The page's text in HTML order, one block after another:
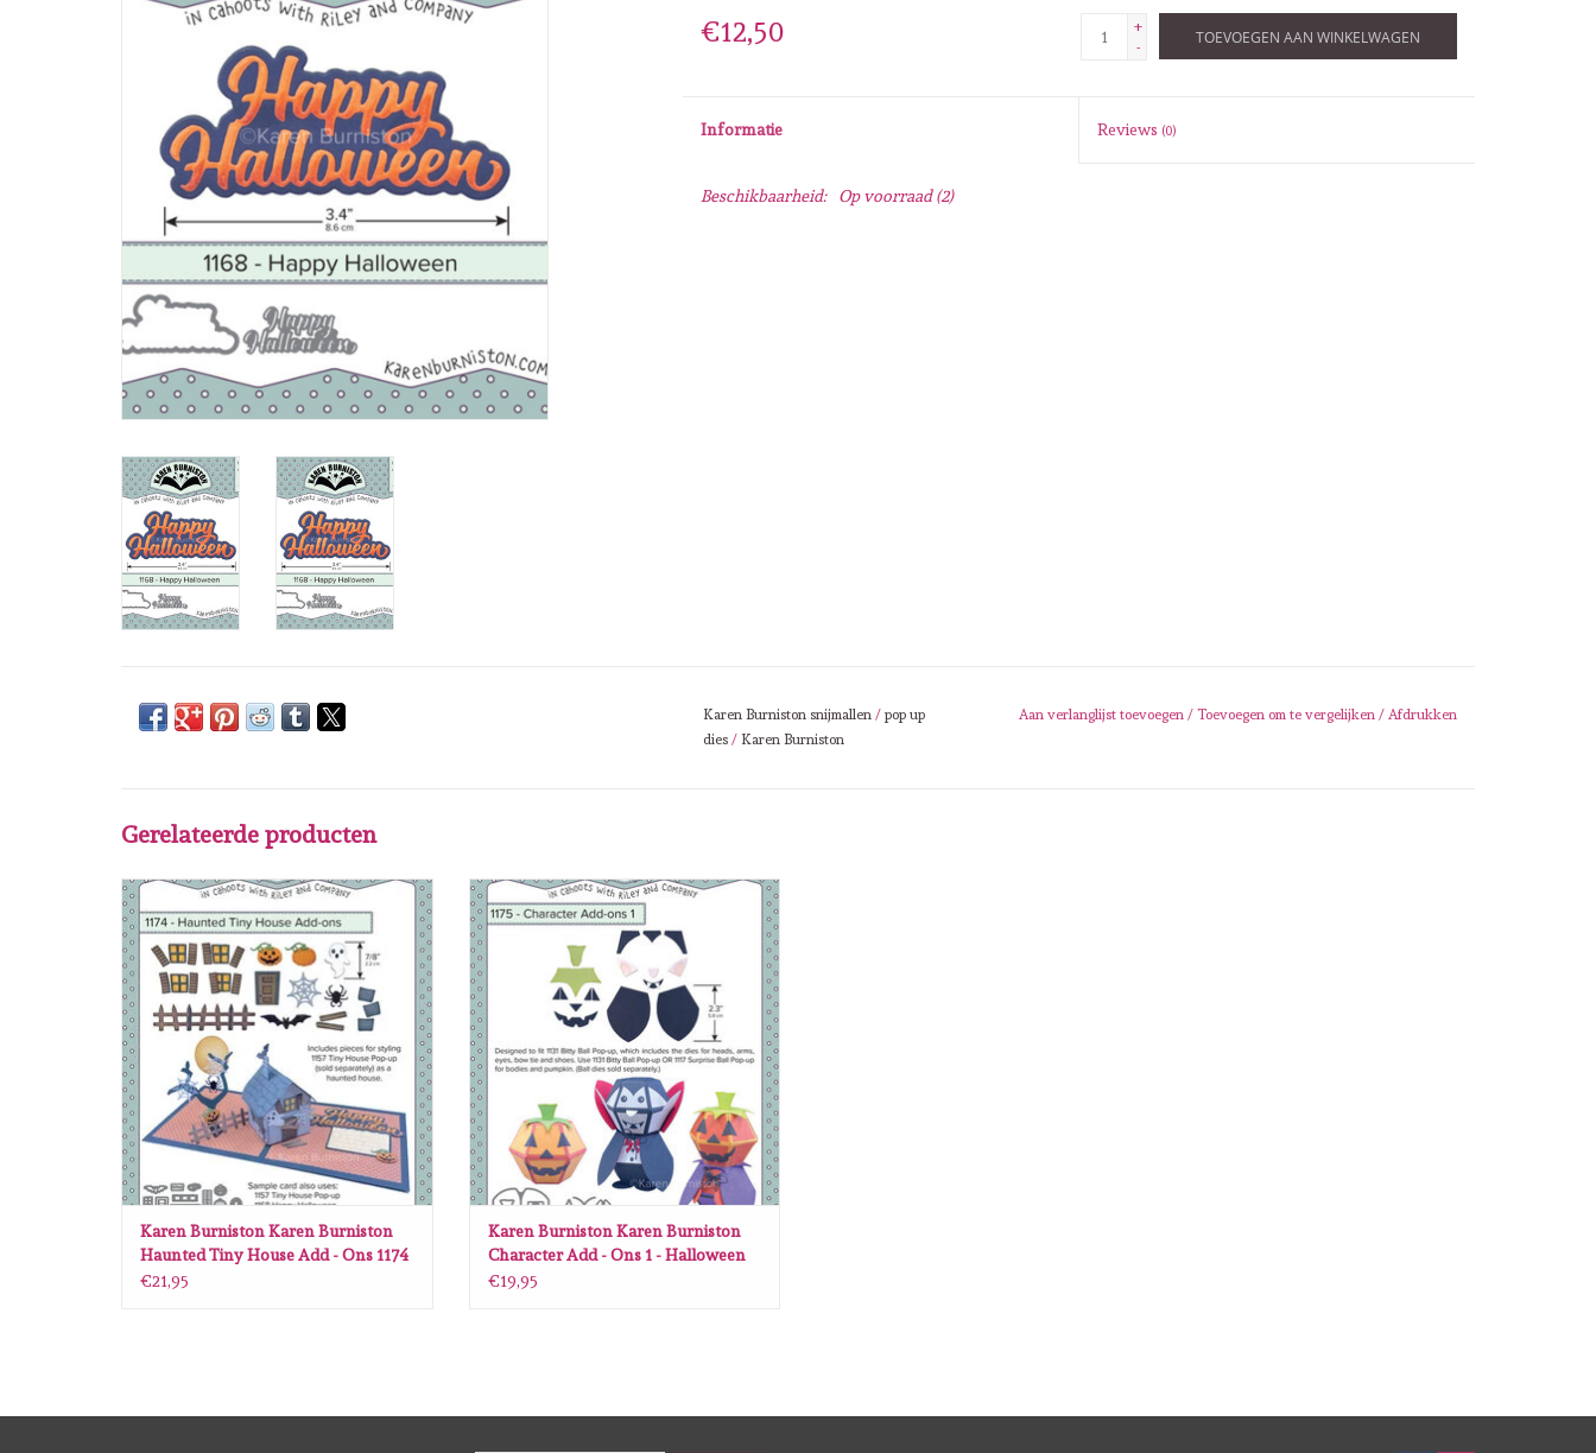
€12,50
+
-
TOEVOEGEN AAN WINKELWAGEN
Informatie Reviews (0)
Beschikbaarheid: Op voorraad(2)
Karen Burniston snijmallen / pop up
dies / Karen Burniston
Aan verlanglijst toevoegen / Toevoegen om te vergelijken / Afdrukken
Gerelateerde producten
Karen Burniston Karen Burniston Haunted
Tiny House Add - Ons 1174
TOEVOEGEN AAN WINKELWAGEN
Karen Burniston Karen Burniston
Haunted Tiny House Add - Ons 1174
€21,95
Karen Burniston Karen Burniston Character
Add - Ons 1 - Halloween 1175
TOEVOEGEN AAN WINKELWAGEN
Karen Burniston Karen Burniston
Character Add - Ons 1 - Halloween
1175
€19,95